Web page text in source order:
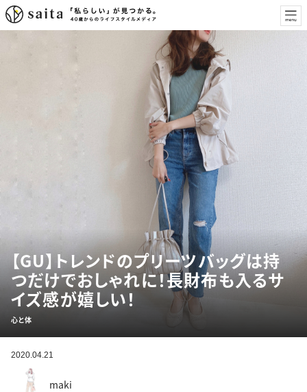
【GU】トレンドのプリーツバッグは持
つだけでおしゃれに！長財布も入るサ
イズ感が嬉しい！
心と体
2020.04.21
maki